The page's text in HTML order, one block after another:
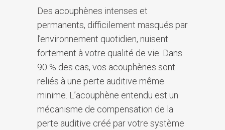
Des acouphènes intenses et
permanents, difficilement masqués par
l’environnement quotidien, nuisent
fortement à votre qualité de vie. Dans
90 % des cas, vos acouphènes sont
reliés à une perte auditive même
minime. L’acouphène entendu est un
mécanisme de compensation de la
perte auditive créé par votre système